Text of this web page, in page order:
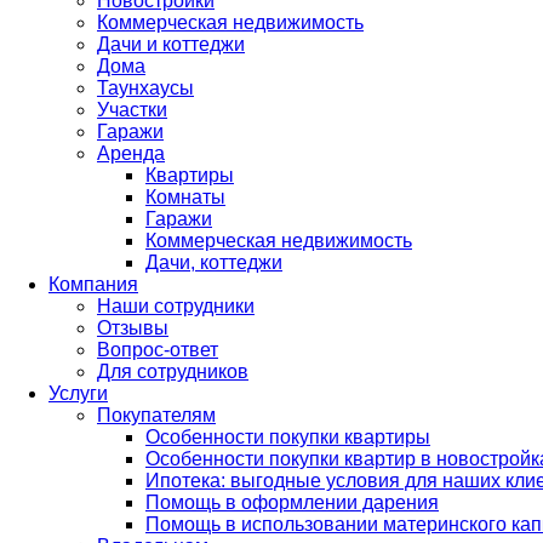
Коммерческая недвижимость
Дачи и коттеджи
Дома
Таунхаусы
Участки
Гаражи
Аренда
Квартиры
Комнаты
Гаражи
Коммерческая недвижимость
Дачи, коттеджи
Компания
Наши сотрудники
Отзывы
Вопрос-ответ
Для сотрудников
Услуги
Покупателям
Особенности покупки квартиры
Особенности покупки квартир в
Ипотека: выгодные условия для наших
Помощь в оформлении дарения
Помощь в использовании материнского